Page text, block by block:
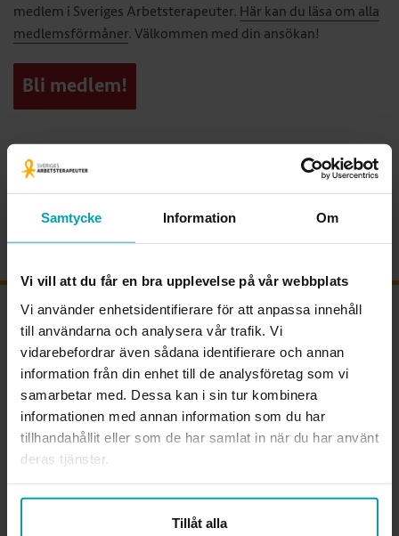
Samtycke Information Om
Vi vill att du får en bra upplevelse på vår webbplats
Vi använder enhetsidentifierare för att anpassa innehåll
till användarna och analysera vår trafik. Vi
vidarebefordrar även sådana identifierare och annan
information från din enhet till de analysföretag som vi
samarbetar med. Dessa kan i sin tur kombinera
informationen med annan information som du har
tillhandahållit eller som de har samlat in när du har använt
deras tjänster.
Tillåt alla
medlem i Sveriges Arbetsterapeuter. Här kan du läsa om alla
medlemsförmåner. Välkommen med din ansökan!
Bli medlem!
OM FÖRBUNDET
Sveriges Arbetsterapeuter är den enda fackliga organisationen som
kan arbetsterapi. Vi är förbundet för alla legitimerade
arbetsterapeuter och arbetsterapeutstudenter. Tillsammans visar vi
värdet av arbetsterapi och av ett hälsofrämjande arbetsliv för alla
arbetsterapeuter.
Ansvarig utgivare webben